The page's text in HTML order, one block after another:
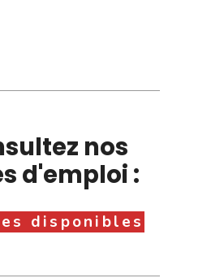
nos
d'emploi :
disponibles